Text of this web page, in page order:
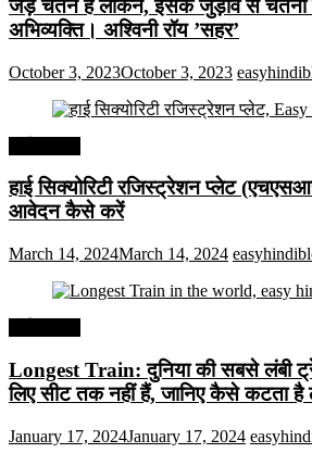
जड़ चेतन है लेकिन, इसके जुड़ाव से चेतना
अभिव्यक्ति। अश्विनी रॉय ’सहर’
October 3, 2023October 3, 2023
हाई सिक्योरिटी रजिस्ट्रेशन प्लेट
आवेदन कैसे करें
March 14, 2024March 14, 2024
Longest Train: दुनिया की सबसे लंबी
लिए सीट तक ​​नहीं हैं, जानिए कैसे कटता है
January 17, 2024January 17, 2024